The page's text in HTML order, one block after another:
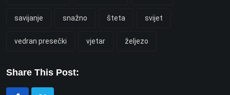
savijanje snažno šteta svijet
vedran presečki vjetar željezo
Share This Post: